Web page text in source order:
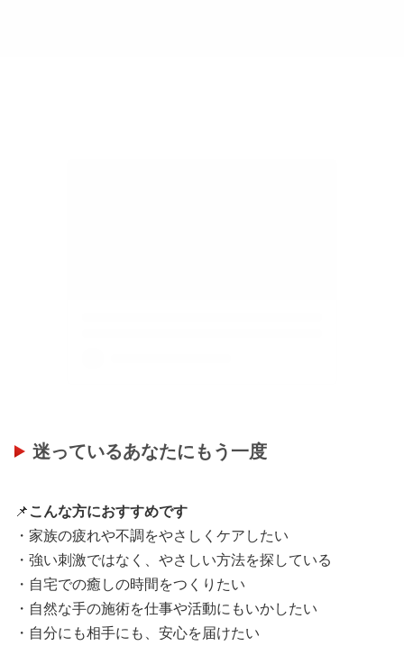
迷っているあなたにもう一度
📌 こんな方におすすめです
・家族の疲れや不調をやさしくケアしたい
・強い刺激ではなく、やさしい方法を探している
・自宅での癒しの時間をつくりたい
・自然な手の施術を仕事や活動にもいかしたい
・自分にも相手にも、安心を届けたい